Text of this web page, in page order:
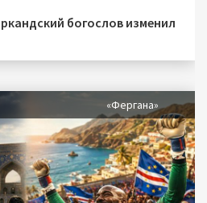
богослов изменил
«Фергана»